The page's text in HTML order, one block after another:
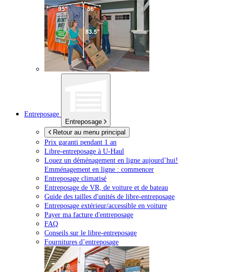
Entreposage
Entreposage
Retour au menu principal
Prix garanti pendant 1 an
Libre-entreposage à U-Haul
Louez un déménagement en ligne aujourd’hui!
Emménagement en ligne : commencer
Entreposage climatisé
Entreposage de VR, de voiture et de bateau
Guide des tailles d'unités de libre-entreposage
Entreposage extérieur/accessible en voiture
Payer ma facture d'entreposage
FAQ
Conseils sur le libre-entreposage
Fournitures d’entreposage